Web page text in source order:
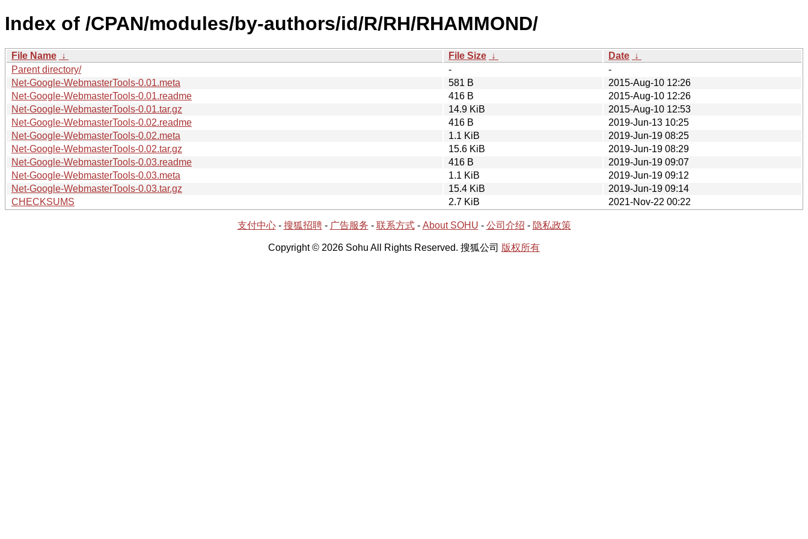
Index of /CPAN/modules/by-authors/id/R/RH/RHAMMOND/
File Name ↓ File Size ↓ Date ↓
Parent directory/
-
-
Net-Google-WebmasterTools-0.01.meta
581 B
2015-Aug-10 12:26
Net-Google-WebmasterTools-0.01.readme
416 B
2015-Aug-10 12:26
Net-Google-WebmasterTools-0.01.tar.gz
14.9 KiB
2015-Aug-10 12:53
Net-Google-WebmasterTools-0.02.readme
416 B
2019-Jun-13 10:25
Net-Google-WebmasterTools-0.02.meta
1.1 KiB
2019-Jun-19 08:25
Net-Google-WebmasterTools-0.02.tar.gz
15.6 KiB
2019-Jun-19 08:29
Net-Google-WebmasterTools-0.03.readme
416 B
2019-Jun-19 09:07
Net-Google-WebmasterTools-0.03.meta
1.1 KiB
2019-Jun-19 09:12
Net-Google-WebmasterTools-0.03.tar.gz
15.4 KiB
2019-Jun-19 09:14
CHECKSUMS
2.7 KiB 2021-Nov-22 00:22
支付中心- 搜狐招聘- 广告服务 - 联系方式- About SOHU - 公司介绍 - 隐私政策
Copyright © 2026 Sohu All Rights Reserved. 搜狐公司 版权所有